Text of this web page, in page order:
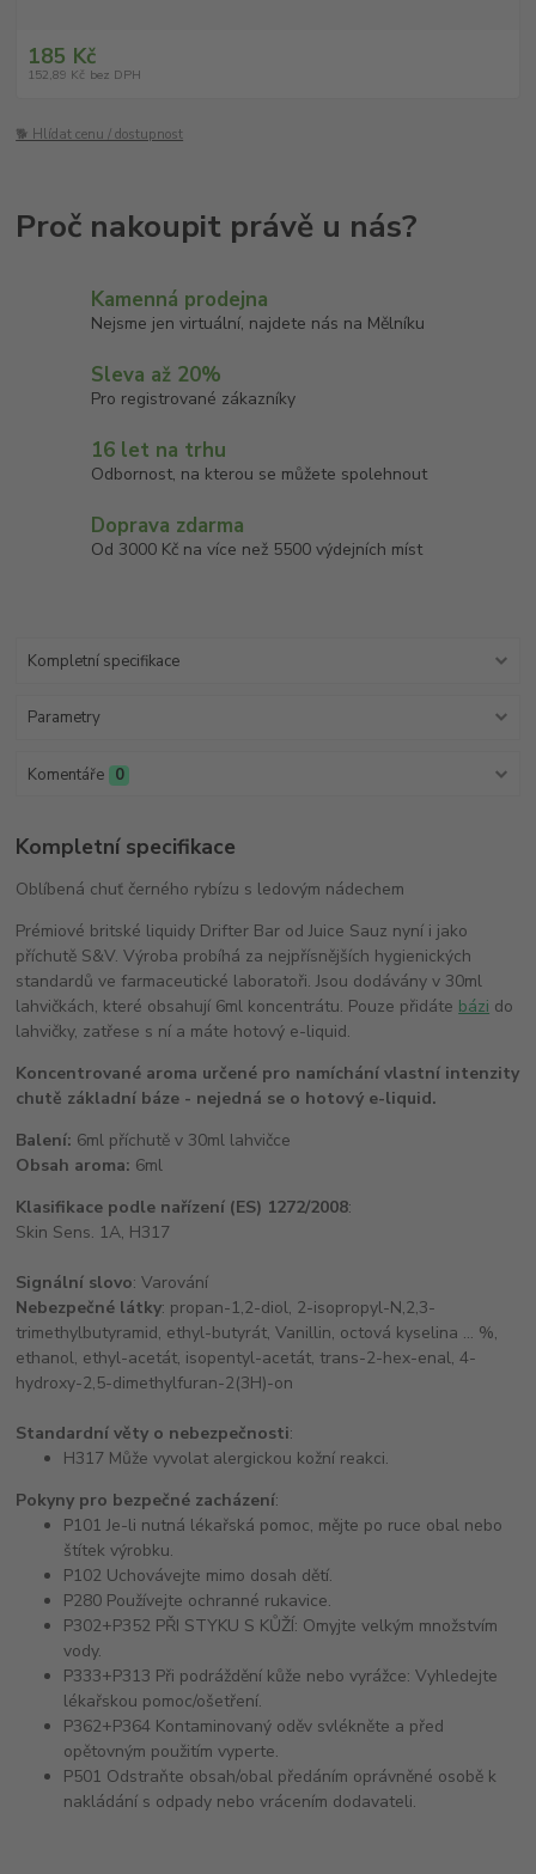
185 Kč
152,89 Kč bez DPH
🐕 Hlídat cenu / dostupnost
Kamenná prodejna
Nejsme jen virtuální, najdete nás na Mělníku
Sleva až 20%
Pro registrované zákazníky
16 let na trhu
Odbornost, na kterou se můžete spolehnout
Doprava zdarma
Od 3000 Kč na více než 5500 výdejních míst
Kompletní specifikace
Parametry
Komentáře 0
Kompletní specifikace
Oblíbená chuť černého rybízu s ledovým nádechem
Prémiové britské liquidy Drifter Bar od Juice Sauz nyní i jako
příchutě S&V. Výroba probíhá za nejpřísnějších hygienických
standardů ve farmaceutické laboratoři. Jsou dodávány v 30ml
lahvičkách, které obsahují 6ml koncentrátu. Pouze přidáte bázi do
lahvičky, zatřese s ní a máte hotový e-liquid.
Koncentrované aroma určené pro namíchání vlastní intenzity
chutě základní báze - nejedná se o hotový e-liquid.
Balení: 6ml příchutě v 30ml lahvičce
Obsah aroma: 6ml
Klasifikace podle nařízení (ES) 1272/2008:
Skin Sens. 1A, H317
Signální slovo: Varování
Nebezpečné látky: propan-1,2-diol, 2-isopropyl-N,2,3-
trimethylbutyramid, ethyl-butyrát, Vanillin, octová kyselina … %,
ethanol, ethyl-acetát, isopentyl-acetát, trans-2-hex-enal, 4-
hydroxy-2,5-dimethylfuran-2(3H)-on
Standardní věty o nebezpečnosti:
H317 Může vyvolat alergickou kožní reakci.
Pokyny pro bezpečné zacházení:
P101 Je-li nutná lékařská pomoc, mějte po ruce obal nebo
štítek výrobku.
P102 Uchovávejte mimo dosah dětí.
P280 Používejte ochranné rukavice.
P302+P352 PŘI STYKU S KŮŽÍ: Omyjte velkým množstvím
vody.
P333+P313 Při podráždění kůže nebo vyrážce: Vyhledejte
lékařskou pomoc/ošetření.
P362+P364 Kontaminovaný oděv svlékněte a před
opětovným použitím vyperte.
P501 Odstraňte obsah/obal předáním oprávněné osobě k
nakládání s odpady nebo vrácením dodavateli.